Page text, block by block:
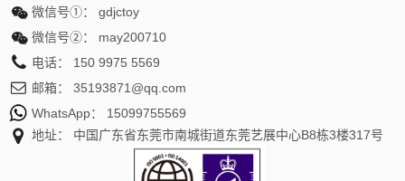
微信号①： gdjctoy
微信号②： may200710
电话： 150 9975 5569
邮箱： 35193871@qq.com
WhatsApp： 15099755569
地址： 中国广东省东莞市南城街道东莞艺展中心B8栋3楼317号